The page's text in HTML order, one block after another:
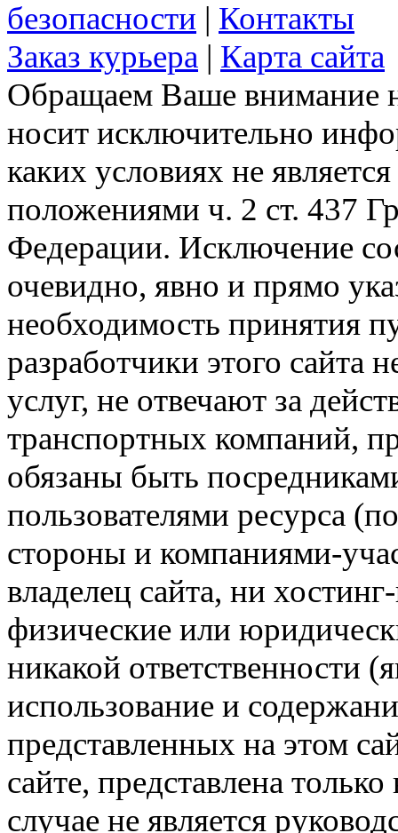
безопасности | Контакты
Заказ курьера | Карта сайта
Обращаем Ваше внимание
носит исключительно
каких условиях не
положениями ч. 2 ст. 437
Федерации. Исключение
очевидно, явно и прямо
необходимость принятия
разработчики этого сайта
услуг, не отвечают за
транспортных компаний,
обязаны быть
пользователями ресурса
стороны и компаниями-
владелец сайта, ни
физические или
никакой ответственности
использование и
представленных на этом
сайте, представлена
случае не является